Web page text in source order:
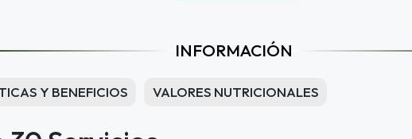
INFORMACIÓN
Y BENEFICIOS VALORES NUTRICIONALES